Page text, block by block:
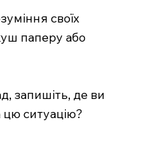
своїх
паперу або
запишіть, де ви
цю ситуацію?